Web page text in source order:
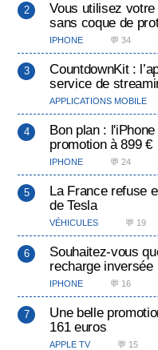
Vous utilisez
sans coque de
IPHONE 💬 34
CountdownKit :
service de
APPLICATIONS MOBILE
Bon plan :
promotion à 899 €
IPHONE 💬 24
La France refuse
de Tesla
VÉHICULES 💬 19
Souhaitez-vous
recharge inversée
IPHONE 💬 16
Une belle
161 euros
APPLE TV 💬 15